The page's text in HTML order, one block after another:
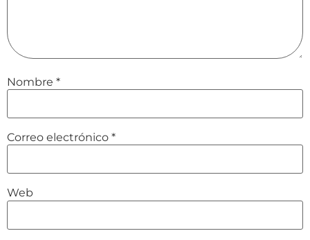
Nombre *
Correo electrónico *
Web